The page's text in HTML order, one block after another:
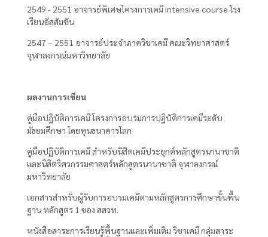
2549 - 2551 อาจารย์พิเศษโครงการเคมี intensive course โรง
เรียนอัสสัมชัน
2547 – 2551 อาจารย์ประจำภาควิชาเคมี คณะวิทยาศาสตร์
จุฬาลงกรณ์มหาวิทยาลัย
ผลงานการเขียน
คู่มือปฏิบัติการเคมี โครงการอบรมการปฏิบัติการเคมีระดับ
มัธยมศึกษา โดยทุนธนาคารโลก
คู่มือปฏิบัติการเคมี สำหรับนิสิตเคมีประยุกต์หลักสูตรนานาชาติ
และนิสิตวิศวกรรมศาสตร์หลักสูตรนานาชาติ จุฬาลงกรณ์
มหาวิทยาลัย
เอกสารสำหรับผู้รับการอบรมเคมีตามหลักสูตรการศึกษาขั้นพื้น
ฐาน หลักสูตร 1 ของ สสวท.
หนังสือสาระการเรียนรู้พื้นฐานและเพิ่มเติม วิชาเคมี กลุ่มสาระ